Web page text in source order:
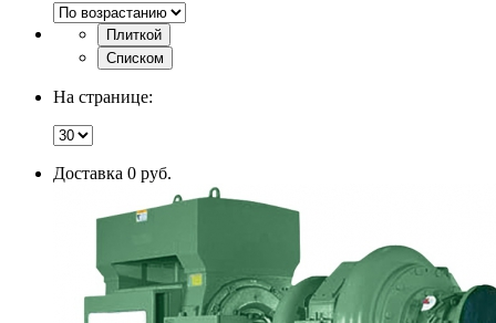
Плиткой
Списком
На странице:
Доставка 0 руб.